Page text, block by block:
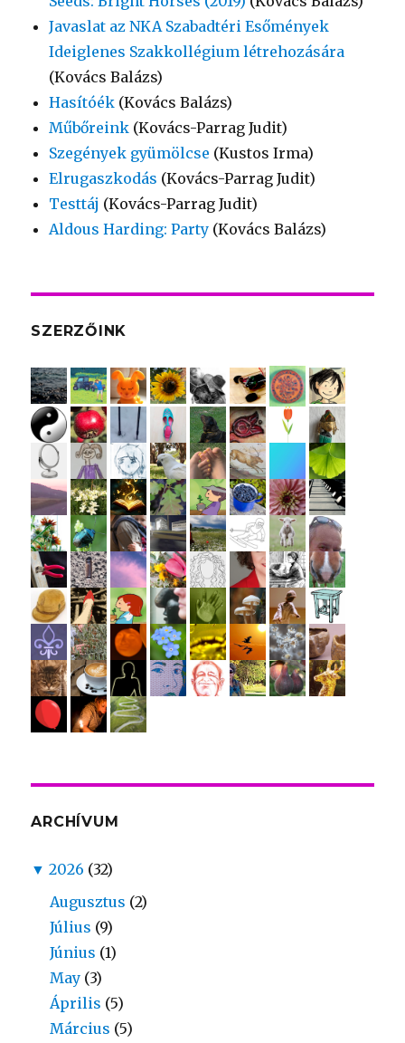
Javaslat az NKA Szabadtéri Esőmények
Ideiglenes Szakkollégium létrehozására
(Kovács Balázs)
Hasítóék (Kovács Balázs)
Műbőreink (Kovács-Parrag Judit)
Szegények gyümölcse (Kustos Irma)
Elrugaszkodás (Kovács-Parrag Judit)
Testtáj (Kovács-Parrag Judit)
Aldous Harding: Party (Kovács Balázs)
SZERZŐINK
ARCHÍVUM
▼ 2026 (32)
Augusztus (2)
Július (9)
Június (1)
May (3)
Április (5)
Március (5)